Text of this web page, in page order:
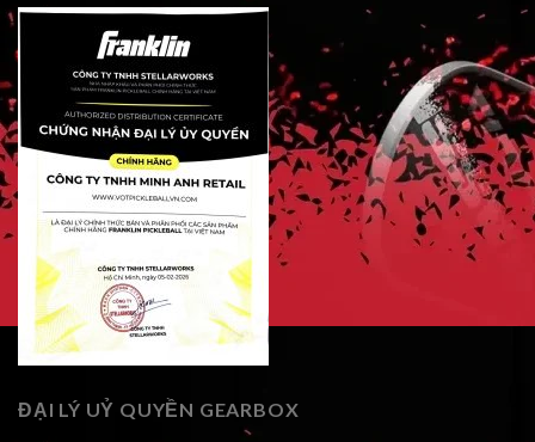
ĐẠI LÝ UỶ QUYỀN GEARBOX